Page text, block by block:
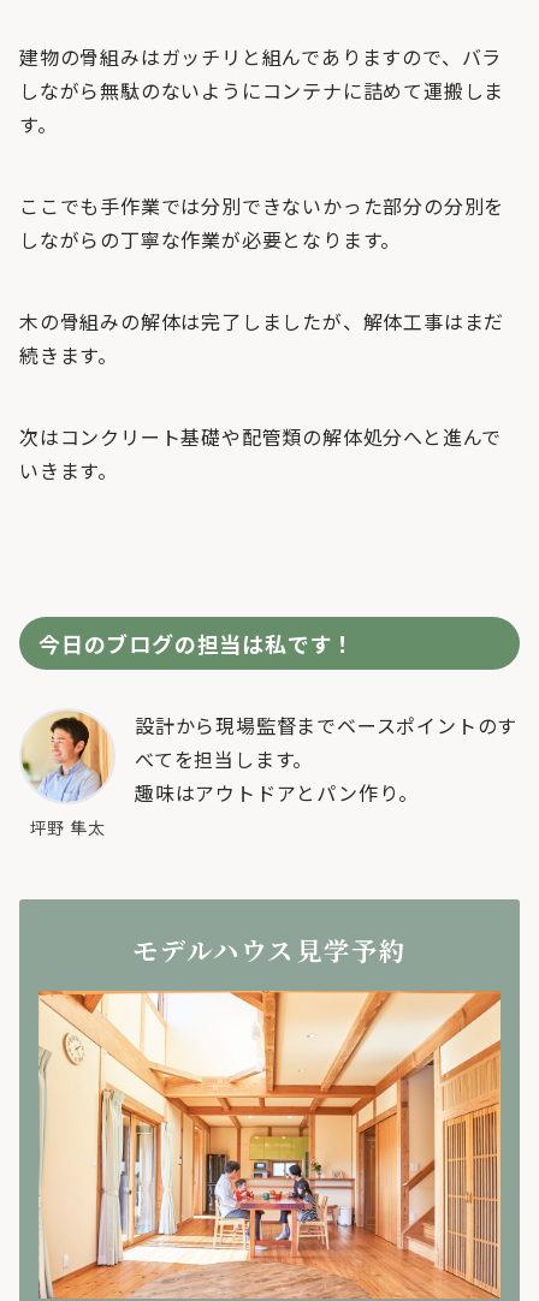
建物の骨組みはガッチリと組んでありますので、バラ
しながら無駄のないようにコンテナに詰めて運搬しま
す。
ここでも手作業では分別できないかった部分の分別を
しながらの丁寧な作業が必要となります。
木の骨組みの解体は完了しましたが、解体工事はまだ
続きます。
次はコンクリート基礎や配管類の解体処分へと進んで
いきます。
今日のブログの担当は私です！
坪野 隼太
設計から現場監督までベースポイントのす
べてを担当します。
趣味はアウトドアとパン作り。
モデルハウス見学予約